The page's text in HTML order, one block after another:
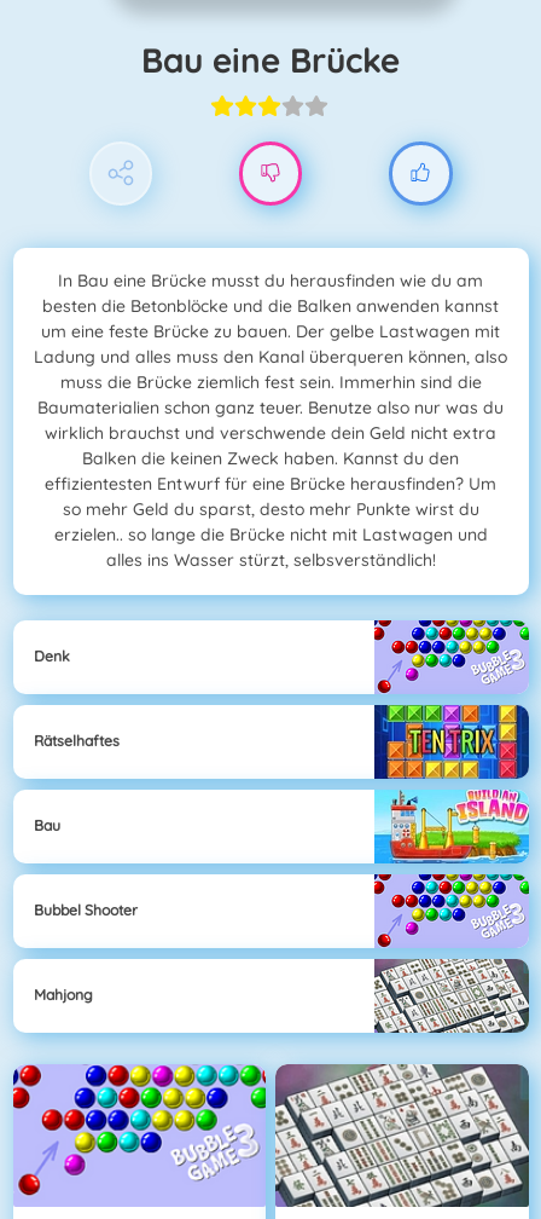
Bau eine Brücke
In Bau eine Brücke musst du herausfinden wie du am
besten die Betonblöcke und die Balken anwenden kannst
um eine feste Brücke zu bauen. Der gelbe Lastwagen mit
Ladung und alles muss den Kanal überqueren können, also
muss die Brücke ziemlich fest sein. Immerhin sind die
Baumaterialien schon ganz teuer. Benutze also nur was du
wirklich brauchst und verschwende dein Geld nicht extra
Balken die keinen Zweck haben. Kannst du den
effizientesten Entwurf für eine Brücke herausfinden? Um
so mehr Geld du sparst, desto mehr Punkte wirst du
erzielen.. so lange die Brücke nicht mit Lastwagen und
alles ins Wasser stürzt, selbsverständlich!
Denk
Rätselhaftes
Bau
Bubbel Shooter
Mahjong